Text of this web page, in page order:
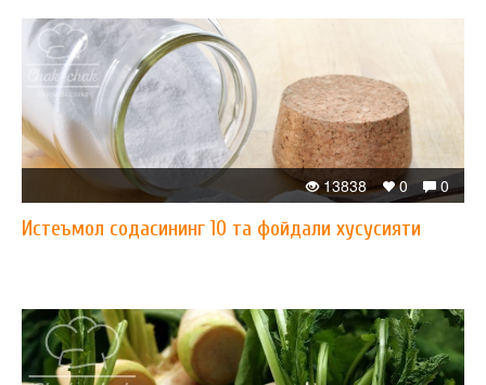
0
0
13838
Истеъмол содасининг 10 та фойдали хусусияти